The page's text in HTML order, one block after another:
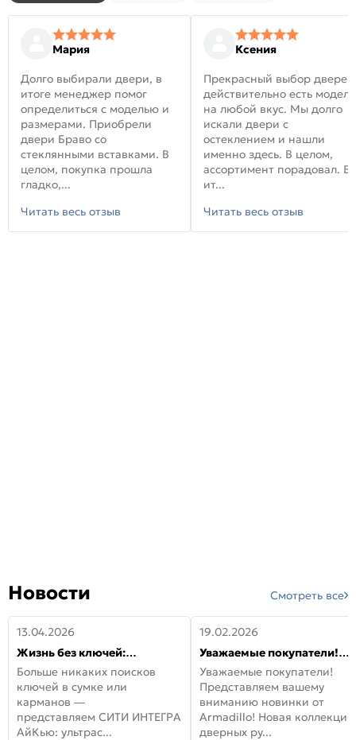
Мария
Долго выбирали двери, в
итоге менеджер помог
определиться с моделью и
размерами. Приобрели
двери Браво со
стеклянными вставками. В
целом, покупка прошла
гладко,...
Читать весь отзыв
Ксения
Прекрасный выбор
действительно есть модели
на любой вкус. Мы долго
искали двери с
остеклением и нашли
именно здесь. В целом,
ассортимент порадовал. В
ит...
Читать весь отзыв
Новости Смотреть все
13.04.2026
Жизнь без ключей:
встречайте новую дверь
СИТИ ИНТЕГРА АйКью!
Больше никаких поисков
ключей в сумке или
карманов —
представляем СИТИ ИНТЕГРА
АйКью: ультрас...
19.02.2026
Уважаемые покупатели!
Представляем вашему
вниманию новинки от
Armadillo!
Уважаемые покупатели!
Представляем вашему
вниманию новинки от
Armadillo! Новая коллекция
дверных ру...